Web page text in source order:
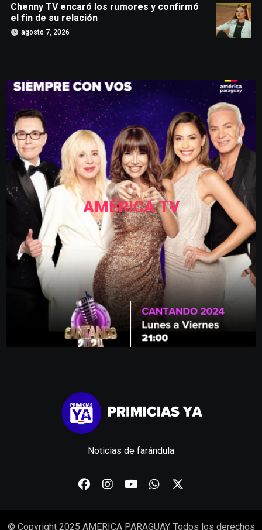
Chenny TV encaró los rumores y confirmó
el fin de su relación
agosto 7, 2026
AMÉRICA TV
Noticias de farándula
© Copyright 2025 AMERICA PARAGUAY. Todos los derechos